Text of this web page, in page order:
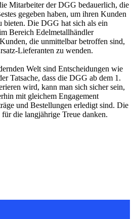
Mitarbeiter der DGG bedauerlich, die
gegeben haben, um ihren Kunden
bieten. Die DGG hat sich als ein
Bereich Edelmetallhändler
die unmittelbar betroffen sind,
Lieferanten zu wenden.
Welt sind Entscheidungen wie
Tatsache, dass die DGG ab dem 1.
wird, kann man sich sicher sein,
mit gleichem Engagement
und Bestellungen erledigt sind. Die
die langjährige Treue danken.